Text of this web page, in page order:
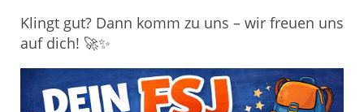
Klingt gut? Dann komm zu uns – wir freuen uns
auf dich! 🚀✨